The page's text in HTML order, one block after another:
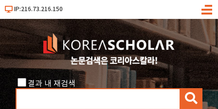
IP:216.73.216.150
메
결과 내 재검색
검